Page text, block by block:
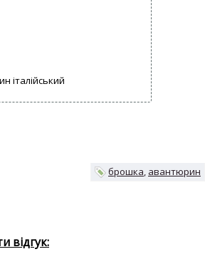
італійський
брошка авантюрин